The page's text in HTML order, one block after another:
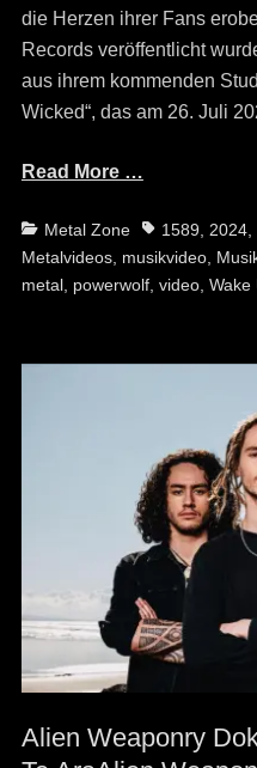
die Herzen ihrer Fans
Records veröffentlicht
aus ihrem kommenden
Wicked“, das am 26. Juli
Read More …
Categories
Metal Zone Tags1589, 2024,
Metalvideos, musikvideo,
metal, powerwolf, video, Wake
Alien Weaponry